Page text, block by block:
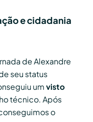
e cidadania
de Alexandre
seu status
umvisto
técnico. Após
o